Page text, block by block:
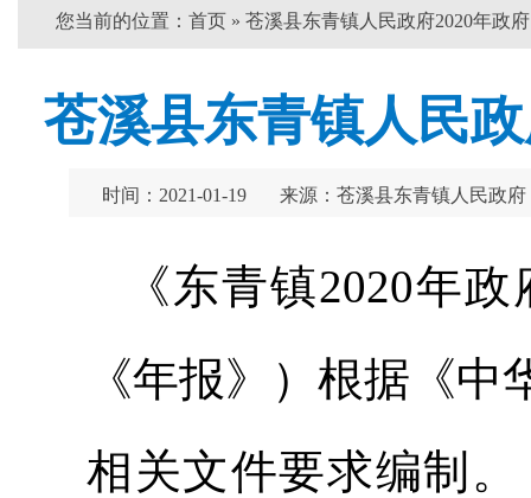
您当前的位置： 首页 » 苍溪县东青镇人民政府2020年政
苍溪县东青镇人民
时间：2021-01-19 来源：苍溪县东青镇人民政府
《东青镇2020年
《年报》）根据《
相关文件要求编制